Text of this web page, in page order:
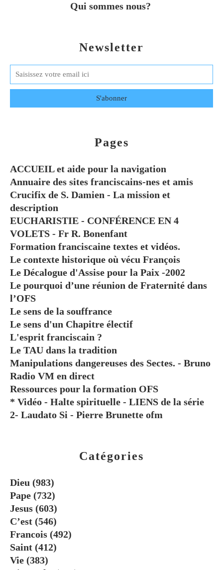
Newsletter
Catégories
Dieu (983)
Pape (732)
Jesus (603)
C’est (546)
Francois (492)
Saint (412)
Vie (383)
Pages
ACCUEIL et aide pour la navigation
Annuaire des sites franciscains-nes et amis
Crucifix de S. Damien - La mission et
description
EUCHARISTIE - CONFÉRENCE EN 4
VOLETS - Fr R. Bonenfant
Formation franciscaine textes et vidéos.
Le contexte historique où vécu François
Le Décalogue d'Assise pour la Paix -2002
Le pourquoi d’une réunion de Fraternité dans
l’OFS
Le sens de la souffrance
Le sens d'un Chapitre électif
L'esprit franciscain ?
Le TAU dans la tradition
Manipulations dangereuses des Sectes. - Bruno
Radio VM en direct
Ressources pour la formation OFS
* Vidéo - Halte spirituelle - LIENS de la série
2- Laudato Si - Pierre Brunette ofm
Qui sommes nous?